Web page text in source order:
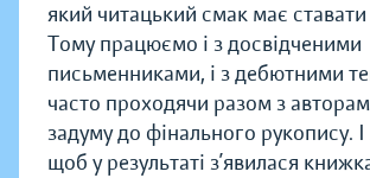
який читацький смак має
Тому працюємо і з досвідченими
письменниками, і з дебютними
часто проходячи разом з
задуму до фінального рукопису.
щоб у результаті з’явилася